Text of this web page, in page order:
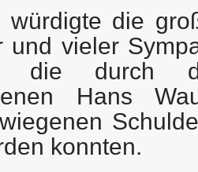
würdigte die
und vieler
die durch
Hans
konnten.